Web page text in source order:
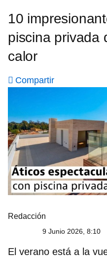
10
piscina privada
calor
Compartir
Redacción
9 Junio 2026, 8:10
El verano está a la